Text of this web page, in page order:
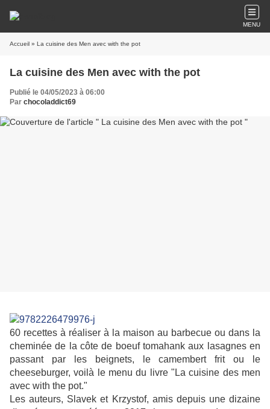
MENU
Accueil » La cuisine des Men avec with the pot
La cuisine des Men avec with the pot
Publié le 04/05/2023 à 06:00
Par chocoladdict69
60 recettes à réaliser à la maison au barbecue ou dans la
cheminée de la côte de boeuf tomahank aux lasagnes en
passant par les beignets, le camembert frit ou le
cheeseburger, voilà le menu du livre "La cuisine des men
avec with the pot."
Les auteurs, Slavek et Krzystof, amis depuis une dizaine